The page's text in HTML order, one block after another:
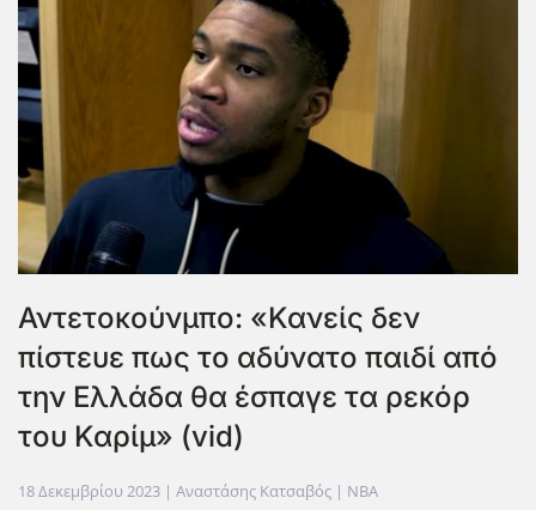
Αντετοκούνμπο: «Κανείς δεν
πίστευε πως το αδύνατο παιδί από
την Ελλάδα θα έσπαγε τα ρεκόρ
του Καρίμ» (vid)
18 Δεκεμβρίου 2023 | Αναστάσης Κατσαβός | NBA